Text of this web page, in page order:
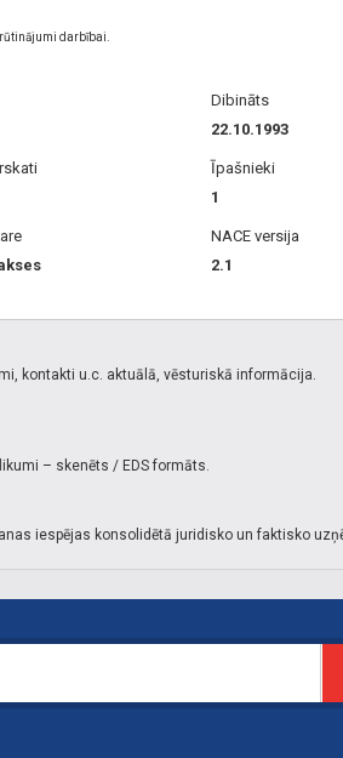
darbībai.
Dibināts
22.10.1993
Īpašnieki
1
NACE versija
2.1
kontakti u.c. aktuālā, vēsturiskā informācija.
– skenēts / EDS formāts.
iespējas konsolidētā juridisko un faktisko